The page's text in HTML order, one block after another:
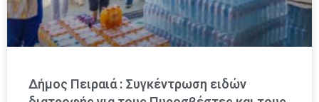
Δήμος Πειραιά : Συγκέντρωση ειδών